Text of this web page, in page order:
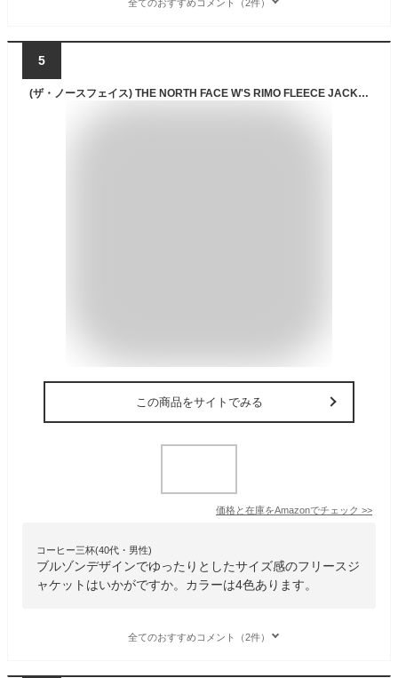
全てのおすすめコメント（2件）
5
(ザ・ノースフェイス) THE NORTH FACE W'S RIMO FLEECE JACKET フリース ジャケット (90(M), COOL GRAY(NJ4FN80K)) [並行輸入品]
この商品をサイトでみる
価格と在庫をAmazonでチェック >>
コーヒー三杯(40代・男性)
ブルゾンデザインでゆったりとしたサイズ感のフリースジ
ャケットはいかがですか。カラーは4色あります。
全てのおすすめコメント（2件）